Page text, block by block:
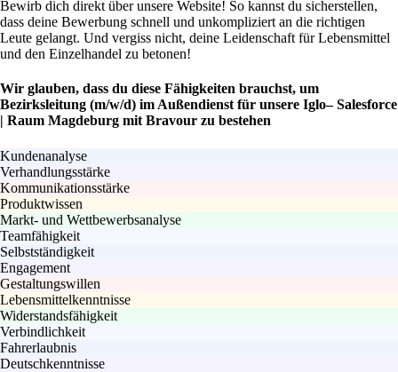
Bewirb dich direkt über unsere Website! So kannst du sicherstellen,
dass deine Bewerbung schnell und unkompliziert an die richtigen
Leute gelangt. Und vergiss nicht, deine Leidenschaft für Lebensmittel
und den Einzelhandel zu betonen!
Wir glauben, dass du diese Fähigkeiten brauchst, um
Bezirksleitung (m/w/d) im Außendienst für unsere Iglo– Salesforce
| Raum Magdeburg mit Bravour zu bestehen
Kundenanalyse
Verhandlungsstärke
Kommunikationsstärke
Produktwissen
Markt- und Wettbewerbsanalyse
Teamfähigkeit
Selbstständigkeit
Engagement
Gestaltungswillen
Lebensmittelkenntnisse
Widerstandsfähigkeit
Verbindlichkeit
Fahrerlaubnis
Deutschkenntnisse